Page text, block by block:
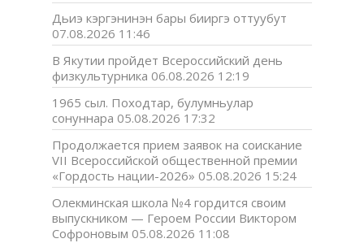
Дьиэ кэргэнинэн бары бииргэ оттуубут
07.08.2026 11:46
В Якутии пройдет Всероссийский день
физкультурника 06.08.2026 12:19
1965 сыл. Походтар, булумньулар
сонуннара 05.08.2026 17:32
Продолжается прием заявок на соискание
VII Всероссийской общественной премии
«Гордость нации-2026» 05.08.2026 15:24
Олекминская школа №4 гордится своим
выпускником — Героем России Виктором
Софроновым 05.08.2026 11:08